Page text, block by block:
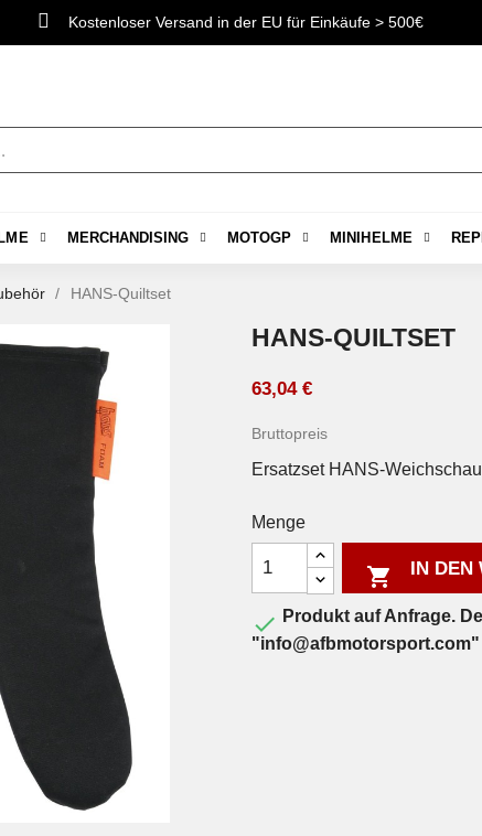
Kostenloser Versand in der EU für Einkäufe > 500€
MERCHANDISING MOTOGP MINIHELME
HANS-Quiltset
HANS-QUILTSET
63,04 €
Bruttopreis
Ersatzset HANS-
Menge
 IN
 Produkt auf Anfrage.
"info@afbmotorsport.com"